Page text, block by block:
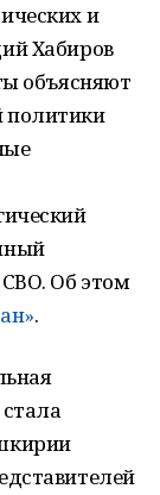
и
Хабиров
объясняют
политики
Об этом
.